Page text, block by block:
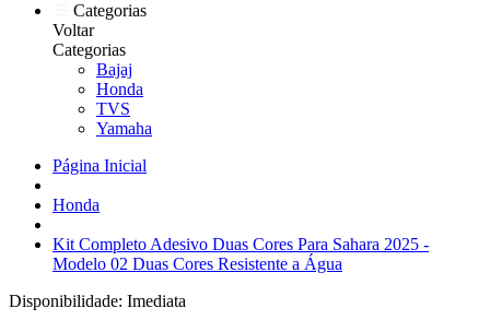
Categorias
Voltar
Categorias
Bajaj
Honda
TVS
Yamaha
Página Inicial
Honda
Kit Completo Adesivo Duas Cores Para Sahara 2025 -
Modelo 02 Duas Cores Resistente a Água
Disponibilidade: Imediata